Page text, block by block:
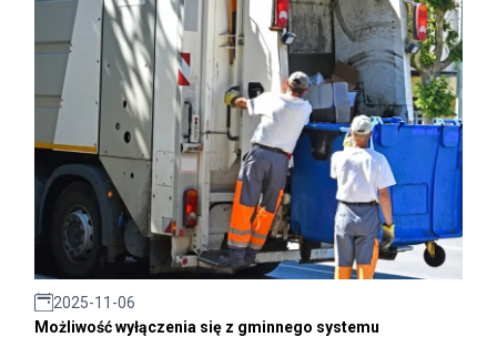
2025-11-06
Możliwość wyłączenia się z gminnego systemu